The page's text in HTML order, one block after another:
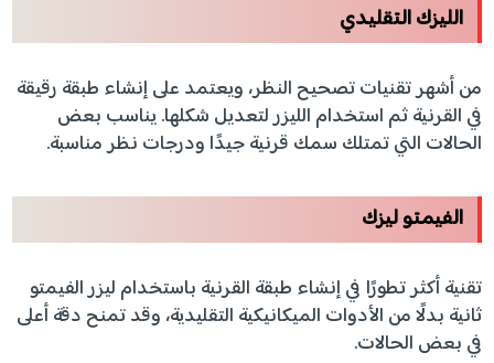
الليزك التقليدي
من أشهر تقنيات تصحيح النظر، ويعتمد على إنشاء طبقة رقيقة
في القرنية ثم استخدام الليزر لتعديل شكلها. يناسب بعض
الحالات التي تمتلك سمك قرنية جيدًا ودرجات نظر مناسبة.
الفيمتو ليزك
تقنية أكثر تطورًا في إنشاء طبقة القرنية باستخدام ليزر الفيمتو
ثانية بدلًا من الأدوات الميكانيكية التقليدية، وقد تمنح دقة أعلى
في بعض الحالات.